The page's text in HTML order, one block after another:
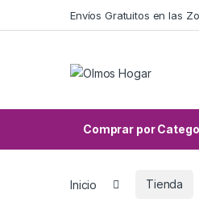
Skip to navigationEnvíos Gratuitos en las
Comprar por
Inicio Tienda